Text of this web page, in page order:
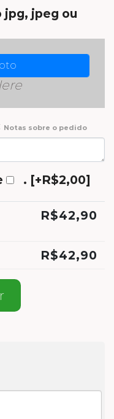
jpg, jpeg ou
Notas sobre o pedido
. [+R$2,00]
R$42,90
R$42,90
Namorado